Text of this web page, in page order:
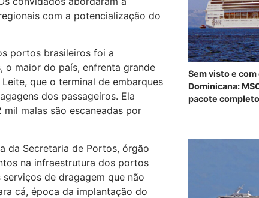
com a potencialização do
portos brasileiros foi a
o maior do país, enfrenta grande
que o terminal de embarques
dos passageiros. Ela
malas são escaneadas por
da Secretaria de Portos, órgão
na infraestrutura dos portos
de dragagem que não
cá, época da implantação do
Sem visto e
Dominicana:
pacote